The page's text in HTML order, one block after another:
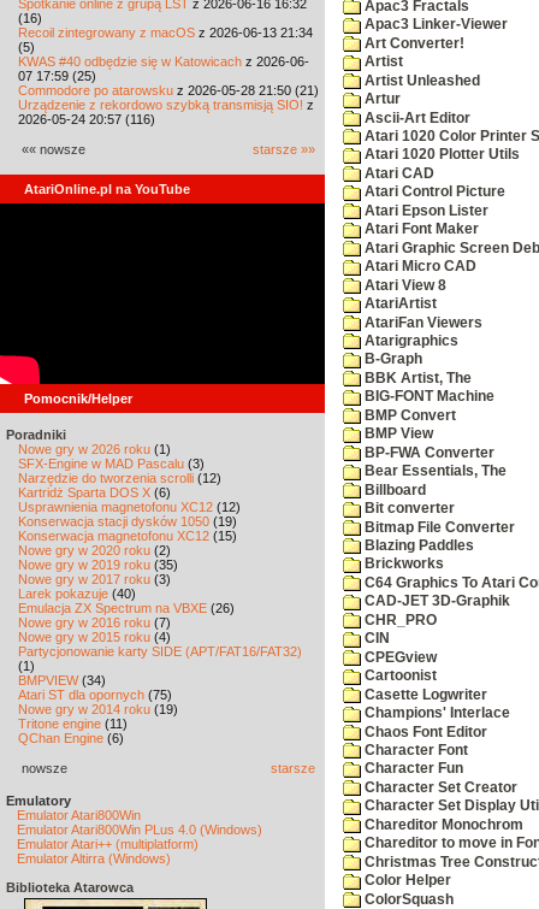
Spotkanie online z grupą LST z 2026-06-16 16:32
(16)
Recoil zintegrowany z macOS z 2026-06-13 21:34
(5)
KWAS #40 odbędzie się w Katowicach z 2026-06-
07 17:59 (25)
Commodore po atarowsku z 2026-05-28 21:50 (21)
Urządzenie z rekordowo szybką transmisją SIO! z
2026-05-24 20:57 (116)
«« nowsze starsze »»
AtariOnline.pl na YouTube
Pomocnik/Helper
Poradniki
Nowe gry w 2026 roku (1)
SFX-Engine w MAD Pascalu (3)
Narzędzie do tworzenia scrolli (12)
Kartridż Sparta DOS X (6)
Usprawnienia magnetofonu XC12 (12)
Konserwacja stacji dysków 1050 (19)
Konserwacja magnetofonu XC12 (15)
Nowe gry w 2020 roku (2)
Nowe gry w 2019 roku (35)
Nowe gry w 2017 roku (3)
Larek pokazuje (40)
Emulacja ZX Spectrum na VBXE (26)
Nowe gry w 2016 roku (7)
Nowe gry w 2015 roku (4)
Partycjonowanie karty SIDE (APT/FAT16/FAT32)
(1)
BMPVIEW(34)
Atari ST dla opornych (75)
Nowe gry w 2014 roku (19)
Tritone engine (11)
QChan Engine (6)
nowsze starsze
Emulatory
Emulator Atari800Win
Emulator Atari800Win PLus 4.0 (Windows)
Emulator Atari++ (multiplatform)
Emulator Altirra (Windows)
Biblioteka Atarowca
Apac3 Fractals
Apac3 Linker-Viewer
Art Converter!
Artist
Artist Unleashed
Artur
Ascii-Art Editor
Atari 1020 Color Printer
Atari 1020 Plotter Utils
Atari CAD
Atari Control Picture
Atari Epson Lister
Atari Font Maker
Atari Graphic Screen
Atari Micro CAD
Atari View 8
AtariArtist
AtariFan Viewers
Atarigraphics
B-Graph
BBK Artist, The
BIG-FONT Machine
BMP Convert
BMP View
BP-FWA Converter
Bear Essentials, The
Billboard
Bit converter
Bitmap File Converter
Blazing Paddles
Brickworks
C64 Graphics To Atari
CAD-JET 3D-Graphik
CHR_PRO
CIN
CPEGview
Cartoonist
Casette Logwriter
Champions' Interlace
Chaos Font Editor
Character Font
Character Fun
Character Set Creator
Character Set Display
Chareditor Monochrom
Chareditor to move in
Christmas Tree
Color Helper
ColorSquash